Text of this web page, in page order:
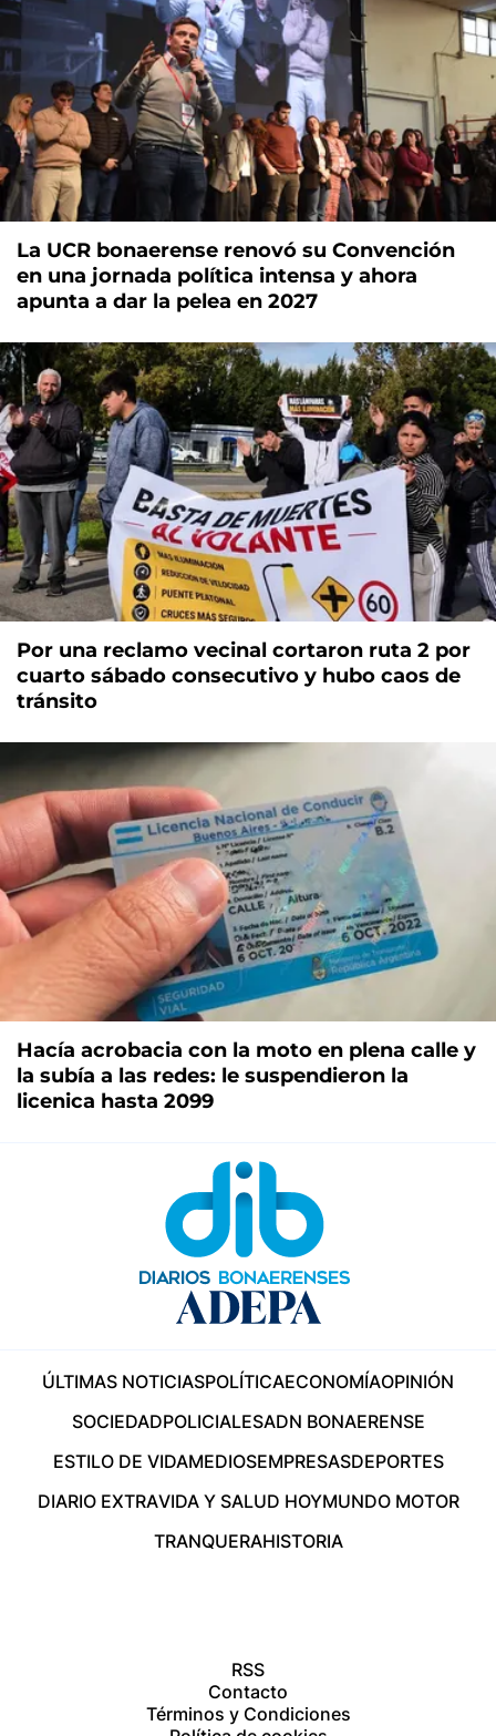
La UCR bonaerense renovó su Convención
en una jornada política intensa y ahora
apunta a dar la pelea en 2027
Por una reclamo vecinal cortaron ruta 2 por
cuarto sábado consecutivo y hubo caos de
tránsito
Hacía acrobacia con la moto en plena calle y
la subía a las redes: le suspendieron la
licenica hasta 2099
ÚLTIMAS NOTICIASPOLÍTICAECONOMÍAOPINIÓN
SOCIEDADPOLICIALESADN BONAERENSE
ESTILO DE VIDAMEDIOSEMPRESASDEPORTES
DIARIO EXTRAVIDA Y SALUD HOYMUNDO MOTOR
TRANQUERAHISTORIA
RSS
Contacto
Términos y Condiciones